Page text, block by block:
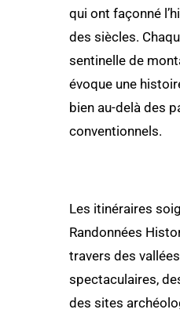
qui ont façonné
des siècles.
sentinelle de
évoque une
bien au-delà des
conventionnels.
Les itinéraires
Randonnées
travers des
spectaculaires,
des sites